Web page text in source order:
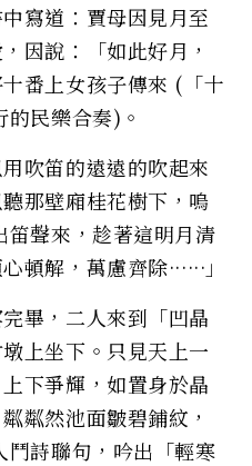
寫道：賈母因見月至
因說：「如此好月，
番上女孩子傳來 (「十
民樂合奏)。
吹笛的遠遠的吹起來
那壁廂桂花樹下，嗚
笛聲來，趁著這明月清
解，萬慮齊除······」
畢，二人來到「凹晶
上坐下。只見天上一
下爭輝，如置身於晶
粼然池面皺碧鋪紋，
詩聯句，吟出「輕寒